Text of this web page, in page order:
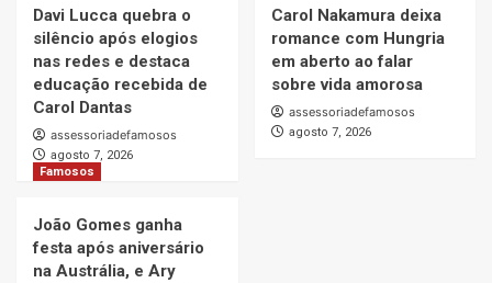
Davi Lucca quebra o
silêncio após elogios
nas redes e destaca
educação recebida de
Carol Dantas
assessoriadefamosos
agosto 7, 2026
Carol Nakamura deixa
romance com Hungria
em aberto ao falar
sobre vida amorosa
assessoriadefamosos
agosto 7, 2026
Famosos
João Gomes ganha
festa após aniversário
na Austrália, e Ary